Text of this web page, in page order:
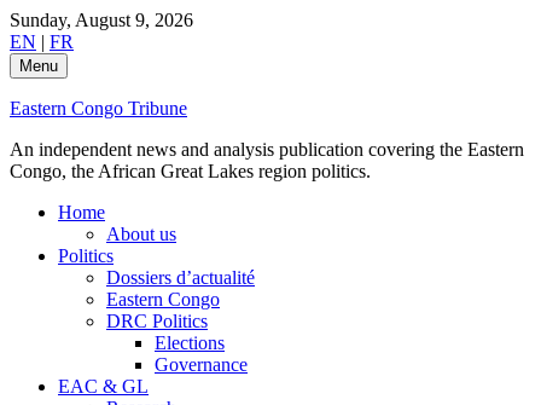
Skip
to
content
Sunday, August 9, 2026
EN | FR
Menu
Eastern Congo Tribune
An independent news and analysis publication covering the Eastern
Congo, the African Great Lakes region politics.
Home
About us
Politics
Dossiers d’actualité
Eastern Congo
DRC Politics
Elections
Governance
EAC & GL